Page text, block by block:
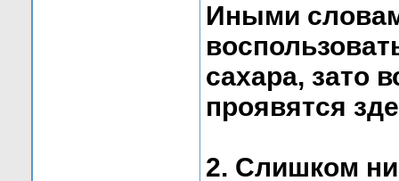
Иными
сахара, зато
проявятся
2. Слишком